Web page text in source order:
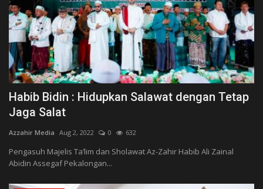
Habib Bidin : Hidupkan Salawat dengan Tetap
Jaga Salat
Azzahir Media Aug 2, 2022 0 632
Pengasuh Majelis Ta’lim dan Sholawat Az-Zahir Habib Ali Zainal
Abidin Assegaf Pekalongan...